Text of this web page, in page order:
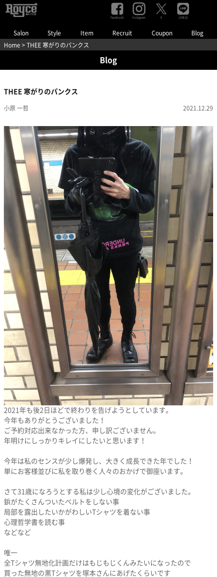
Salon Style Item Recruit Coupon Blog
Facebook Instagram X LINE@
Home > THEE 寒がりのパンクス
Blog
THEE 寒がりのパンクス
小原 一哲 2021.12.29
2021年も後2日ほどで終わりを告げようとしています。
今年もありがとうございました！
ご予約対応出来なかった方、申し訳ございません。
年明けにしっかりキレイにしたいと思います！
今年は私のセンスが少し爆発し、大きく成長できた年でした！
単にお客様並びに私を取り巻く人々のおかげで御座います。
さて31歳になろうとする私は少し心境の変化がございました。
鋲がたくさんついたベルトをしない事
局部を露出したいかがわしいTシャツを着ない事
心理哲学書を読む事
などなど
唯一
全Tシャツ無地化計画だけはもじもじくんみたいになったので
買った無地の黒Tシャツを塚本さんにあげたくらいです